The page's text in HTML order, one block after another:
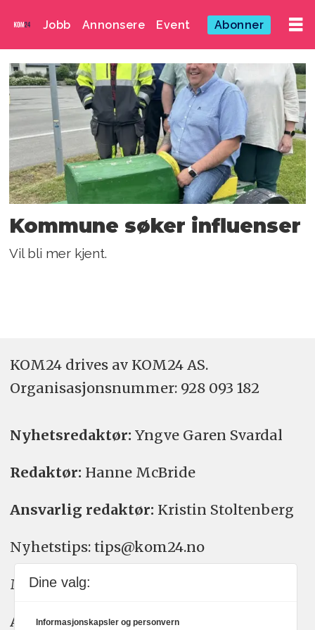
Jobb Annonsere Event Abonner
Emne:
nordland
Kommune søker influenser
Vil bli mer kjent.
KOM24 drives av KOM24 AS.
Organisasjons­nummer: 928 093 182
Nyhetsredaktør: Yngve Garen Svardal
Redaktør: Hanne McBride
Ansvarlig redaktør: Kristin Stoltenberg
Nyhetstips: tips@kom24.no
Meninger: meninger@kom24.no
Annonse: annonse@watchmedia.no
Dine valg:
Informasjonskapsler og personvern